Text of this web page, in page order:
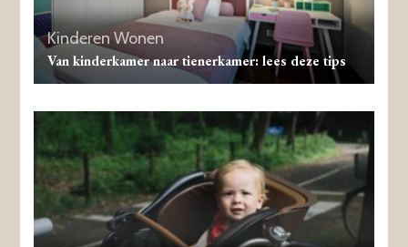
Kinderen Wonen
Van kinderkamer naar tienerkamer: lees deze tips